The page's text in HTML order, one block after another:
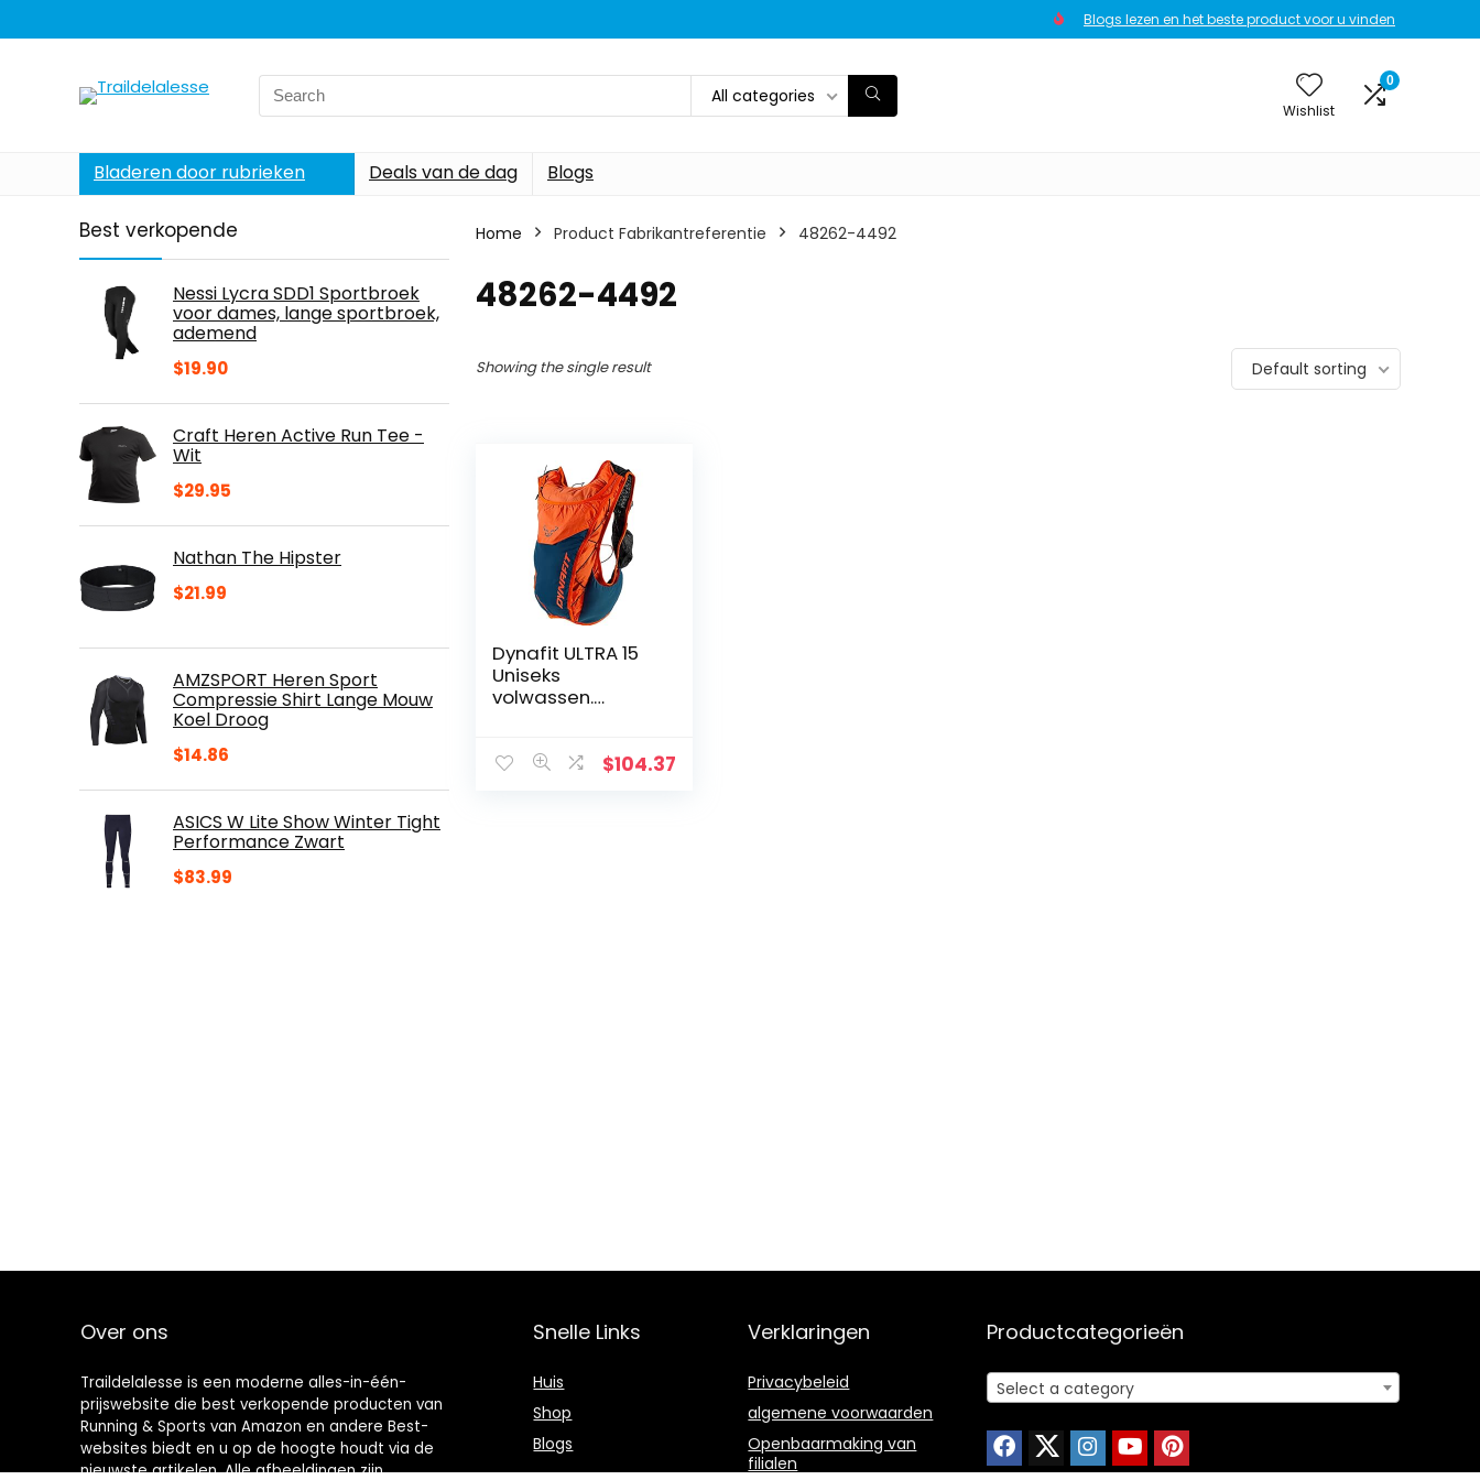
Blogs lezen en het beste product voor u vinden
Search
for:
All categories
Wishlist
0
Bladeren door rubrieken Deals van de dag Blogs
Best verkopende
Nessi Lycra SDD1 Sportbroek
voor dames, lange sportbroek,
ademend
$19.90
Craft Heren Active Run Tee -
Wit
$29.95
Nathan The Hipster
$21.99
AMZSPORT Heren Sport
Compressie Shirt Lange Mouw
Koel Droog
$14.86
ASICS W Lite Show Winter Tight
Performance Zwart
$83.99
Home Product Fabrikantreferentie 48262-4492
48262-4492
Showing the single result Default sorting
Dynafit ULTRA 15
Uniseks
volwassen.
$104.37
Over ons
Traildelalesse is een moderne alles-in-één-
prijswebsite die best verkopende producten van
Running & Sports van Amazon en andere Best-
websites biedt en u op de hoogte houdt via de
nieuwste artikelen. Alle afbeeldingen zijn
Snelle Links
Huis
Shop
Blogs
Verklaringen
Privacybeleid
algemene voorwaarden
Openbaarmaking van
filialen
Productcategorieën
Select a category